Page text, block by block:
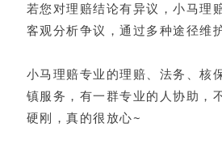
若您对理赔结论有异议，小马理
客观分析争议，通过多种途径维
小马理赔专业的理赔、法务、核
镇服务，有一群专业的人协助，
硬刚，真的很放心~